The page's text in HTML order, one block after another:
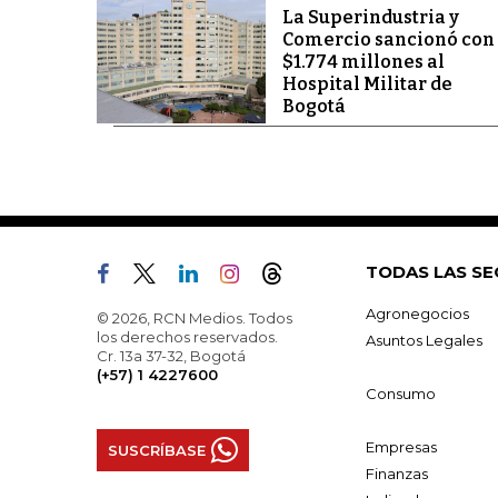
La Superindustria y
Comercio sancionó con
$1.774 millones al
Hospital Militar de
Bogotá
© 2026, RCN Medios. Todos
los derechos reservados.
Cr. 13a 37-32, Bogotá
(+57) 1 4227600
SUSCRÍBASE
TODAS LAS
Agronegocios
Asuntos Legales
Consumo
Empresas
Finanzas